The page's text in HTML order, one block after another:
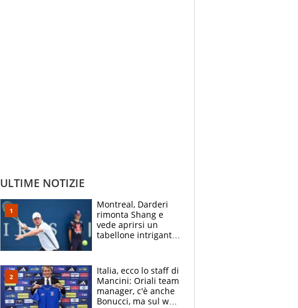
ULTIME NOTIZIE
Montreal, Darderi
rimonta Shang e
vede aprirsi un
tabellone intrigante:
felice del mio livello"
Italia, ecco lo staff di
Mancini: Oriali team
manager, c'è anche
Bonucci, ma sul web